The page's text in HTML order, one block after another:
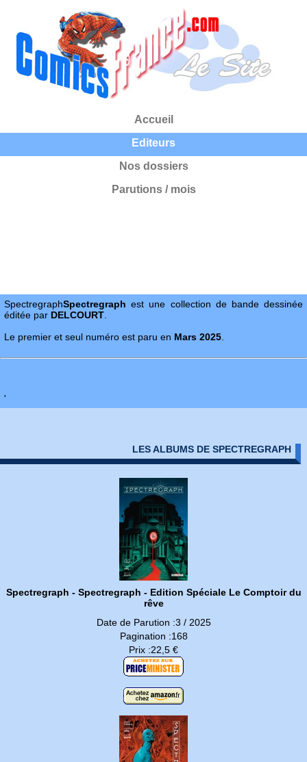
Accueil
Editeurs
Nos dossiers
Parutions / mois
SpectregraphSpectregraph est une collection de bande dessinée
éditée par DELCOURT
Le premier et seul numéro est paru en Mars 2025
'
LES ALBUMS DE SPECTREGRAPH
Spectregraph - Spectregraph - Edition Spéciale Le Comptoir du
rêve
Date de Parution :3 / 2025
Pagination :168
Prix :22,5 €